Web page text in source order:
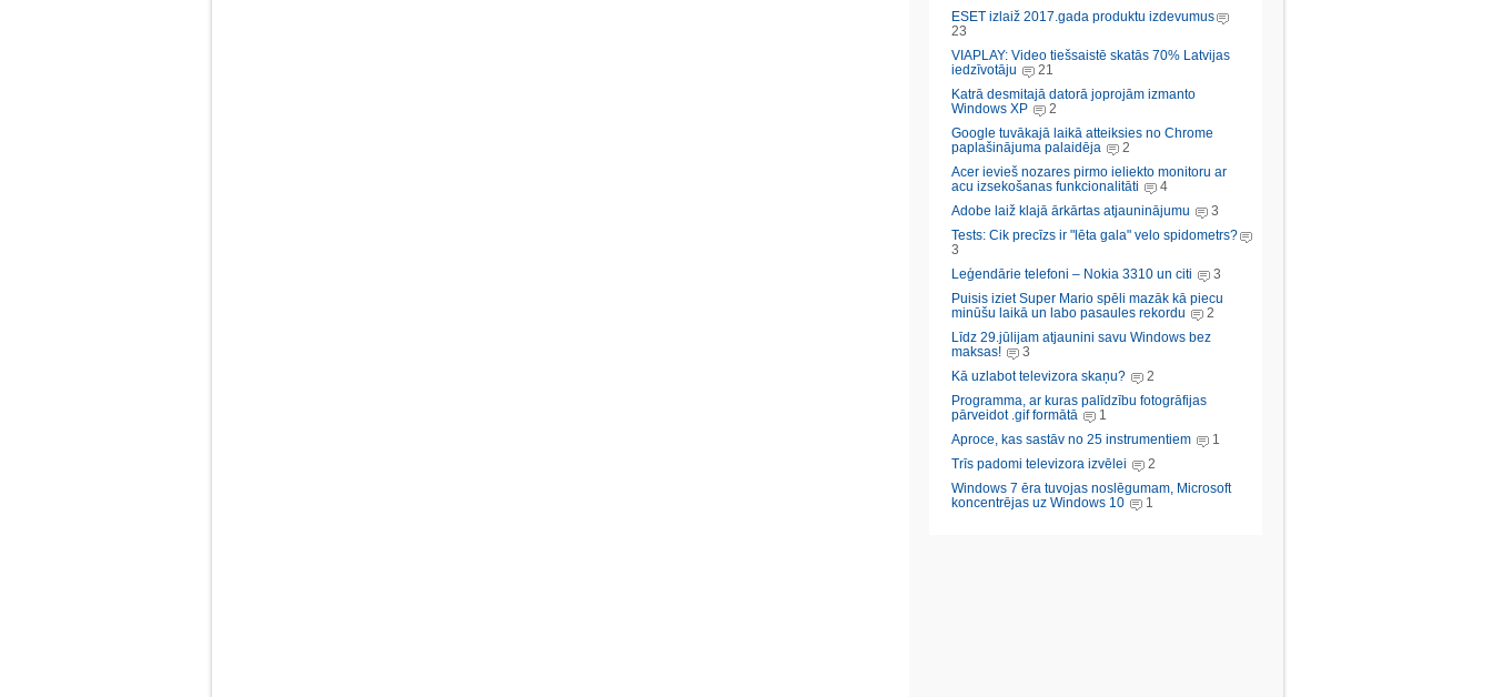
ESET izlaiž 2017.gada produktu izdevumus
23
VIAPLAY: Video tiešsaistē skatās 70% Latvijas
iedzīvotāju
21
Katrā desmitajā datorā joprojām izmanto
Windows XP
2
Google tuvākajā laikā atteiksies no Chrome
paplašinājuma palaidēja
2
Acer ievieš nozares pirmo ieliekto monitoru ar
acu izsekošanas funkcionalitāti
4
Adobe laiž klajā ārkārtas atjauninājumu
3
Tests: Cik precīzs ir "lēta gala" velo spidometrs?
3
Leģendārie telefoni – Nokia 3310 un citi
3
Puisis iziet Super Mario spēli mazāk kā piecu
minūšu laikā un labo pasaules rekordu
2
Līdz 29.jūlijam atjaunini savu Windows bez
maksas!
3
Kā uzlabot televizora skaņu?
2
Programma, ar kuras palīdzību fotogrāfijas
pārveidot .gif formātā
1
Aproce, kas sastāv no 25 instrumentiem
1
Trīs padomi televizora izvēlei
2
Windows 7 ēra tuvojas noslēgumam, Microsoft
koncentrējas uz Windows 10
1